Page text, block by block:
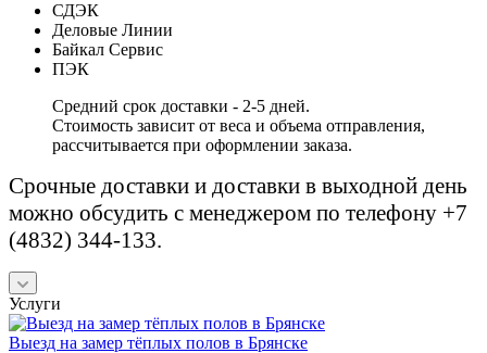
СДЭК
Деловые Линии
Байкал Сервис
ПЭК
Средний срок доставки - 2-5 дней.
Стоимость зависит от веса и объема отправления,
рассчитывается при оформлении заказа.
Срочные доставки и доставки в выходной день
можно обсудить с менеджером по телефону +7
(4832) 344-133.
Услуги
Выезд на замер тёплых полов в Брянске